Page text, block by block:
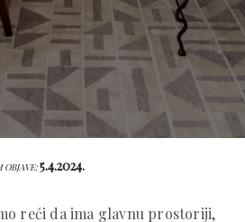
OBJAVE:5.4.2024.
reći da ima glavnu prostoriji,